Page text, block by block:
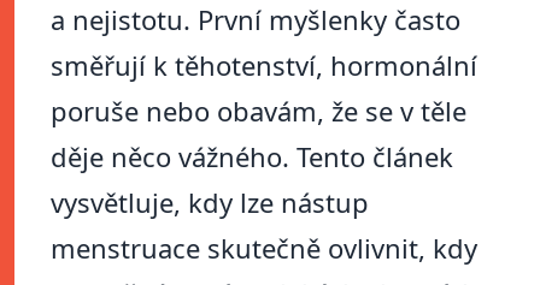
a nejistotu. První myšlenky často
směřují k těhotenství, hormonální
poruše nebo obavám, že se v těle
děje něco vážného. Tento článek
vysvětluje, kdy lze nástup
menstruace skutečně ovlivnit, kdy